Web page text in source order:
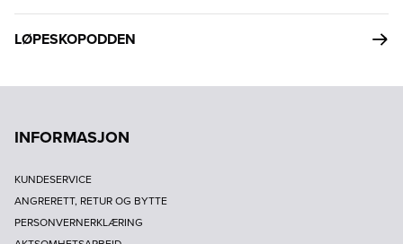
LØPESKOPODDEN
INFORMASJON
KUNDESERVICE
ANGRERETT, RETUR OG BYTTE
PERSONVERNERKLÆRING